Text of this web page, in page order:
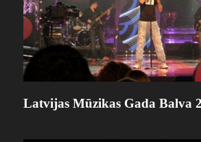
Latvijas Mūzikas Gada Balva